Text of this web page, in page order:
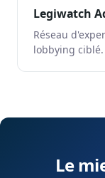
Legiwatch
Réseau
lobbying ciblé.
Le